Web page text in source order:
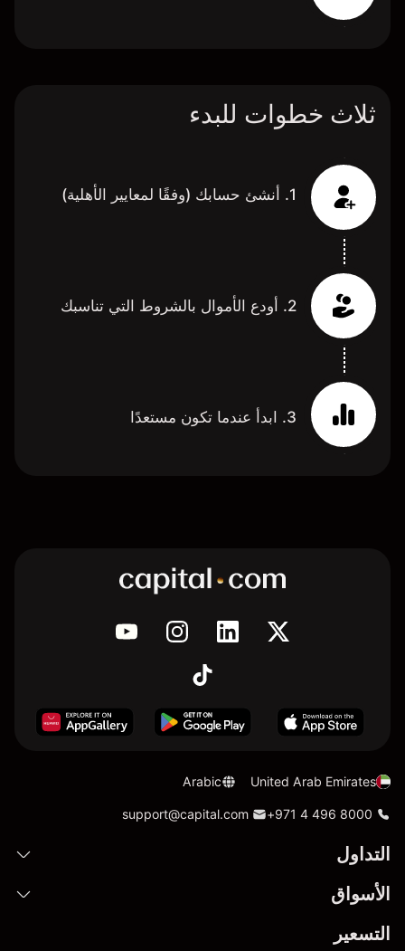
ثلاث خطوات للبدء
1. أنشئ حسابك (وفقًا لمعايير الأهلية)
2. أودع الأموال بالشروط التي تناسبك
3. ابدأ عندما تكون مستعدًا
United Arab Emirates
Arabic
+971 4 496 8000
support@capital.com
التداول
الأسواق
التسعير